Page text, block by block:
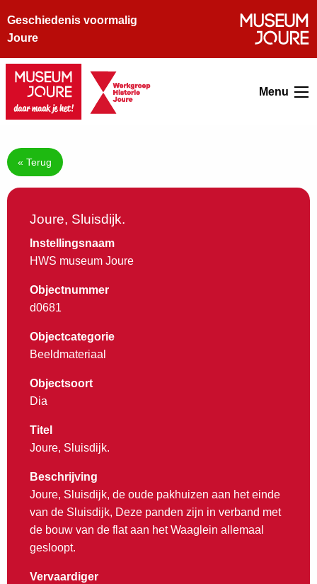
Geschiedenis voormalig
Joure
Menu
« Terug
Joure, Sluisdijk.
Instellingsnaam
HWS museum Joure
Objectnummer
d0681
Objectcategorie
Beeldmateriaal
Objectsoort
Dia
Titel
Joure, Sluisdijk.
Beschrijving
Joure, Sluisdijk, de oude pakhuizen aan het einde
van de Sluisdijk, Deze panden zijn in verband met
de bouw van de flat aan het Waaglein allemaal
gesloopt.
Vervaardiger